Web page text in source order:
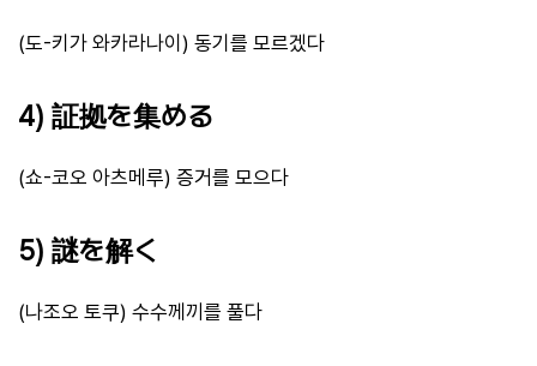
(도-키가 와카라나이) 동기를 모르겠다
4) 証拠を集める
(쇼-코오 아츠메루) 증거를 모으다
5) 謎を解く
(나조오 토쿠) 수수께끼를 풀다